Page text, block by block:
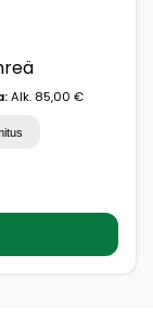
Alk. 85,00 €